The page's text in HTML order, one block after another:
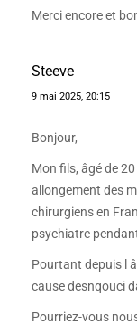
Merci encore et
Steeve
9 mai 2025, 20:15
Bonjour,
Mon fils, âgé de
allongement des
chirurgiens en
psychiatre
Pourtant depuis l
cause desnqouci
Pourriez-vous